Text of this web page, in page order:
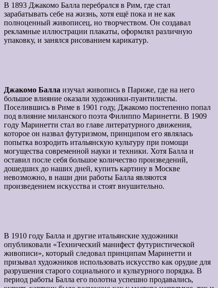
В 1893 Джакомо Балла перебрался в Рим, где стал
зарабатывать себе на жизнь, хотя ещё пока и не как
полноценный живописец, но творчеством. Он создавал
рекламные иллюстрации плакаты, оформлял различную
упаковку, и занялся рисованием карикатур.
Джакомо Балла изучал живопись в Париже, где на него
большое влияние оказали художники-пуантилисты.
Поселившись в Риме в 1901 году, Джакомо постепенно попал
под влияние миланского поэта Филиппо Маринетти. В 1909
году Маринетти стал во главе литературного движения,
которое он назвал футуризмом, принципом его являлась
попытка возродить итальянскую культуру при помощи
могущества современной науки и техники. Хотя Балла и
оставил после себя большое количество произведений,
дошедших до наших дней, купить картину в Москве
невозможно, в наши дни работы Балла являются
произведением искусства и стоят внушительно.
В 1910 году Балла и другие итальянские художники
опубликовали «Технический манифест футуристической
живописи», который следовал принципам Маринетти и
призывал художников использовать искусство как орудие для
разрушения старого социального и культурного порядка. В
период работы Балла его полотна успешно продавались,